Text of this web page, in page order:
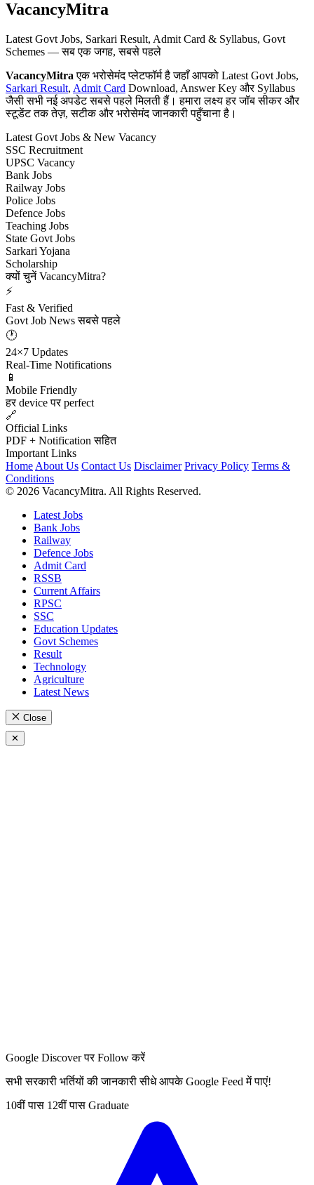
VacancyMitra
Latest Govt Jobs, Sarkari Result, Admit Card & Syllabus, Govt
Schemes — सब एक जगह, सबसे पहले
VacancyMitra एक भरोसेमंद प्लेटफॉर्म है जहाँ आपको Latest Govt Jobs,
Sarkari Result, Admit Card Download, Answer Key और Syllabus
जैसी सभी नई अपडेट सबसे पहले मिलती हैं। हमारा लक्ष्य हर जॉब सीकर और
स्टूडेंट तक तेज़, सटीक और भरोसेमंद जानकारी पहुँचाना है।
Latest Govt Jobs & New Vacancy
SSC Recruitment
UPSC Vacancy
Bank Jobs
Railway Jobs
Police Jobs
Defence Jobs
Teaching Jobs
State Govt Jobs
Sarkari Yojana
Scholarship
क्यों चुनें VacancyMitra?
⚡
Fast & Verified
Govt Job News सबसे पहले
🕐
24×7 Updates
Real-Time Notifications
📱
Mobile Friendly
हर device पर perfect
🔗
Official Links
PDF + Notification सहित
Important Links
Home About Us Contact Us Disclaimer Privacy Policy Terms &
Conditions
© 2026 VacancyMitra. All Rights Reserved.
Latest Jobs
Bank Jobs
Railway
Defence Jobs
Admit Card
RSSB
Current Affairs
RPSC
SSC
Education Updates
Govt Schemes
Result
Technology
Agriculture
Latest News
Close
✕
Google Discover पर Follow करें
सभी सरकारी भर्तियों की जानकारी सीधे आपके Google Feed में पाएं!
10वीं पास 12वीं पास Graduate